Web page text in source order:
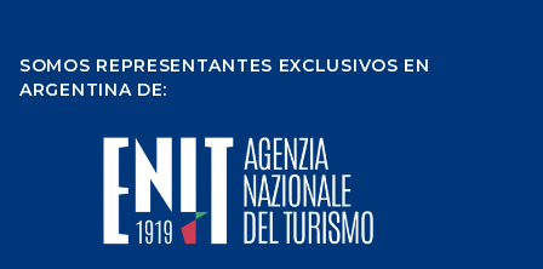
SOMOS REPRESENTANTES EXCLUSIVOS EN
ARGENTINA DE: